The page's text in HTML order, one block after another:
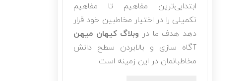
ابتدایی‌ترین مفاهیم تا مفاهیم
تکمیلی را در اختیار مخاطبین خود قرار
دهد هدف ما در وبلاگ کیهان میهن
آگاه سازی و بالابردن سطح دانش
مخاطبانمان در این زمینه است.